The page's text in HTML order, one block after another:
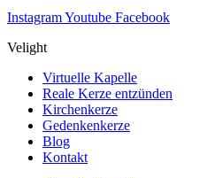
InstagramYoutube Facebook
Velight
Virtuelle Kapelle
Reale Kerze entzünden
Kirchenkerze
Gedenkenkerze
Blog
Kontakt